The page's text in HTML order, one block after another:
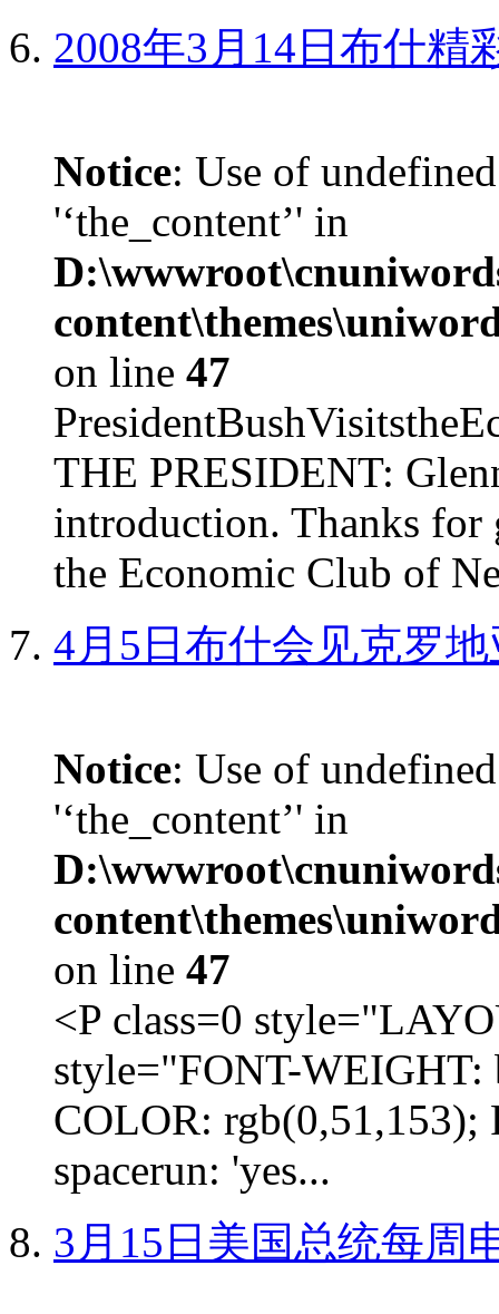
2008年3月14日布什精
Notice: Use of
'‘the_content’' in
on line 47
THE PRESIDENT:
introduction. Thanks for
the Economic Club of
4月5日布什会见克罗
Notice: Use of
'‘the_content’' in
on line 47
<P class=0
style="FONT-
COLOR:
spacerun: 'yes...
3月15日美国总统每周